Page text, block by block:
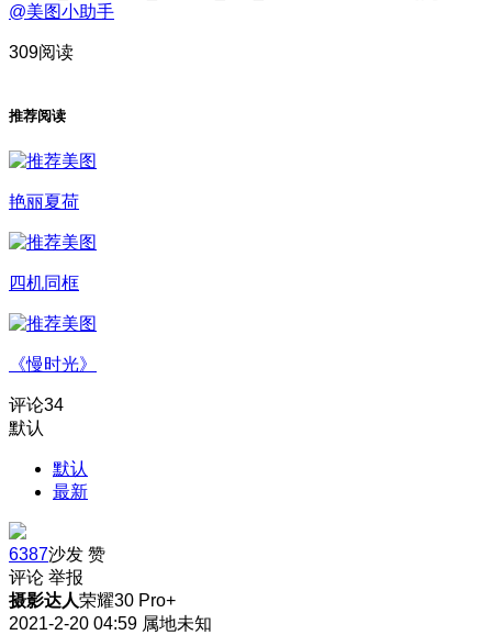
@美图小助手
309阅读
推荐阅读
艳丽夏荷
四机同框
《慢时光》
评论34
默认
默认
最新
6387沙发 赞
评论 举报
摄影达人荣耀30 Pro+
2021-2-20 04:59 属地未知